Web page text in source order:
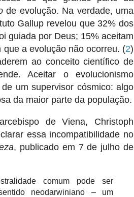
de evolução. Na verdade, uma
Gallup revelou que 32% dos
guiada por Deus; 15% aceitam
a evolução não ocorreu. (2)
ao conceito científico de
Aceitar o evolucionismo
um supervisor cósmico: algo
da maior parte da população.
de Viena, Christoph
essa incompatibilidade no
, publicado em 7 de julho de
comum pode ser
neodarwiniano – um